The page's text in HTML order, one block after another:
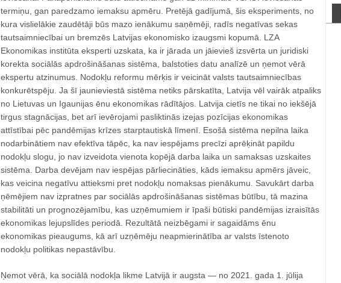
termiņu, gan paredzamo iemaksu apmēru. Pretējā gadījumā, šis eksperiments, no
kura vislielākie zaudētāji būs mazo ienākumu saņēmēji, radīs negatīvas sekas
tautsaimniecībai un bremzēs Latvijas ekonomisko izaugsmi kopumā. LZA
Ekonomikas institūta eksperti uzskata, ka ir jārada un jāievieš izsvērta un juridiski
korekta sociālās apdrošināšanas sistēma, balstoties datu analīzē un ņemot vērā
ekspertu atzinumus. Nodokļu reformu mērķis ir veicināt valsts tautsaimniecības
konkurētspēju. Ja šī jaunieviestā sistēma netiks pārskatīta, Latvija vēl vairāk atpaliks
no Lietuvas un Igaunijas ēnu ekonomikas rādītājos. Latvija cietīs ne tikai no iekšējā
tirgus stagnācijas, bet arī ievērojami pasliktinās izejas pozīcijas ekonomikas
attīstībai pēc pandēmijas krīzes starptautiskā līmenī. Esošā sistēma nepilna laika
nodarbinātiem nav efektīva tāpēc, ka nav iespējams precīzi aprēķināt papildu
nodokļu slogu, jo nav izveidota vienota kopējā darba laika un samaksas uzskaites
sistēma. Darba devējam nav iespējas pārliecināties, kāds iemaksu apmērs jāveic,
kas veicina negatīvu attieksmi pret nodokļu nomaksas pienākumu. Savukārt darba
ņēmējiem nav izpratnes par sociālās apdrošināšanas sistēmas būtību, tā mazina
stabilitāti un prognozējamību, kas uzņēmumiem ir īpaši būtiski pandēmijas izraisītās
ekonomikas lejupslīdes periodā. Rezultātā neizbēgami ir sagaidāms ēnu
ekonomikas pieaugums, kā arī uzņēmēju neapmierinātība ar valsts īstenoto
nodokļu politikas nepastāvību.
Ņemot vērā, ka sociālā nodokļa likme Latvijā ir augsta — no 2021. gada 1. jūlija